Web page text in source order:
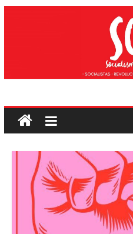
e
liberdade